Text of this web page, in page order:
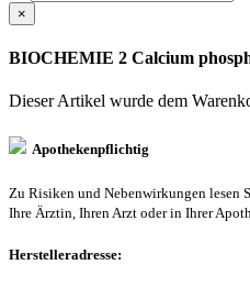
×
BIOCHEMIE 2 Calcium
Dieser Artikel wurde dem
Apothekenpflichtig
Zu Risiken und Nebenwirkungen lesen
Ihre Ärztin, Ihren Arzt oder in Ihrer
Herstelleradresse: